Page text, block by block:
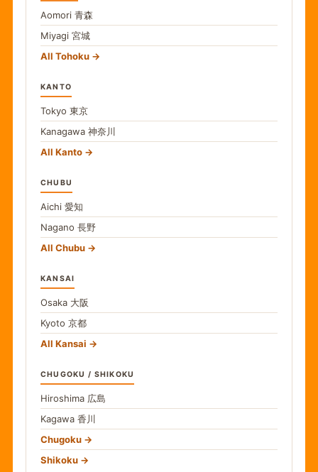
Aomori 青森
Miyagi 宮城
All Tohoku
KANTO
Tokyo 東京
Kanagawa 神奈川
All Kanto
CHUBU
Aichi 愛知
Nagano 長野
All Chubu
KANSAI
Osaka 大阪
Kyoto 京都
All Kansai
CHUGOKU / SHIKOKU
Hiroshima 広島
Kagawa 香川
Chugoku
Shikoku